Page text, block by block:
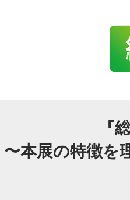
『
〜本展の特徴を